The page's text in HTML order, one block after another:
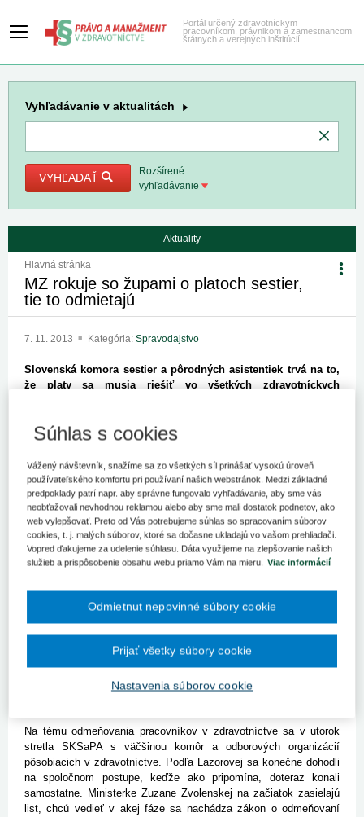
Portál určený zdravotníckym
pracovníkom, právnikom a zamestnancom
štátnych a verejných inštitúcií
Vyhľadávanie v aktualitách
VYHĽADAŤ
Rozšírené
vyhľadávanie
Aktuality
Hlavná stránka
MZ rokuje so župami o platoch sestier,
tie to odmietajú
7. 11. 2013 Kategória: Spravodajstvo
Slovenská komora sestier a pôrodných asistentiek trvá na to,
že platy sa musia riešiť vo všetkých zdravotníckych
BRATISLAVA 7. novembra (SITA) - Sestry a pôrodné asistentky
odmietli garanciu minimálnych platov v zdravotníckych
zariadeniach vyšších územných celkov, keďže takéto riešenie
podľa nich diskriminuje kolegyne pracujúce v neštátnych
nemocniciach a ambulanciách. Ministerstvo zdravotníctva (MZ) sa
aj napriek tomu snaží v župných zariadeniach riešiť ich
odmeňovanie. Rezort aktuálne rokuje s predsedami
Trenčianskeho, Žilinského a Nitrianskeho samosprávneho kraja.
Prezidentka Slovenskej komory sestier a pôrodných asistentiek
platy vo všetkých zariadeniach. "Myslím si, že je to zbytočná
strata času, pretože my s tým nebudeme súhlasiť v žiadnom
tým, že nerozumie tomu, prečo ministerka rokuje iba so županmi.
pripravený zákon, ktorý bude ošetrovať platy všetkých sestier a
Na tému odmeňovania pracovníkov v zdravotníctve sa v utorok
stretla SKSaPA s väčšinou komôr a odborových organizácií
pôsobiacich v zdravotníctve. Podľa Lazorovej sa konečne dohodli
na spoločnom postupe, keďže ako pripomína, doteraz konali
samostatne. Ministerke Zuzane Zvolenskej na začiatok zasielajú
list, chcú vedieť v akej fáze sa nachádza zákon o odmeňovaní
Súhlas s cookies
Vážený návštevník, snažíme sa zo všetkých síl prinášať vysokú úroveň
používateľského komfortu pri používaní našich webstránok. Medzi základné
predpoklady patrí napr. aby správne fungovalo vyhľadávanie, aby sme vás
neobťažovali nevhodnou reklamou alebo aby sme mali dostatok podnetov, ako
web vylepšovať. Preto od Vás potrebujeme súhlas so spracovaním súborov
cookies, t. j. malých súborov, ktoré sa dočasne ukladajú vo vašom prehliadači.
Vopred ďakujeme za udelenie súhlasu. Dáta využijeme na zlepšovanie našich
služieb a prispôsobenie obsahu webu priamo Vám na mieru. Viac informácií
Nastavenia súborov cookie
Odmietnut nepovinné súbory cookie
Prijať všetky súbory cookie